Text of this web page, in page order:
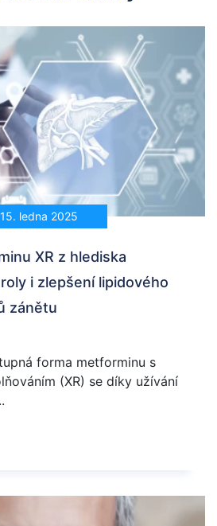
15. ledna 2025
XR z hlediska
i zlepšení lipidového
zánětu
forma metforminu s
(XR) se díky užívání